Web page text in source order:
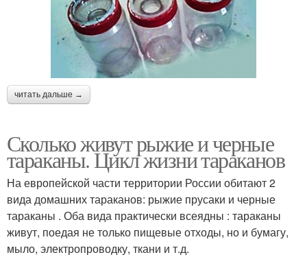
читать дальше →
Сколько живут рыжие и черные
тараканы. Цикл жизни тараканов
На европейской части территории России обитают 2
вида домашних тараканов: рыжие прусаки и черные
тараканы . Оба вида практически всеядны : тараканы
живут, поедая не только пищевые отходы, но и бумагу,
мыло, электропроводку, ткани и т.д.